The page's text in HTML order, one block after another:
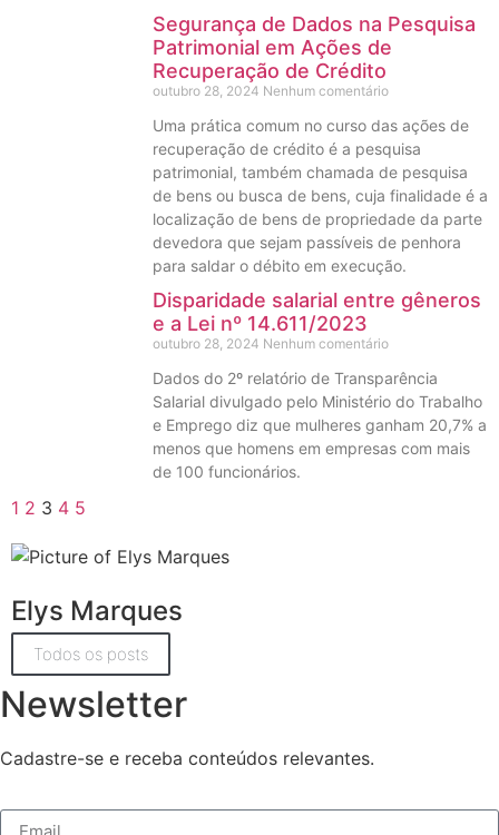
Elys Marques
Todos os posts
Segurança de Dados na Pesquisa
Patrimonial em Ações de
Recuperação de Crédito
outubro 28, 2024 Nenhum comentário
Uma prática comum no curso das ações de
recuperação de crédito é a pesquisa
patrimonial, também chamada de pesquisa
de bens ou busca de bens, cuja finalidade é a
localização de bens de propriedade da parte
devedora que sejam passíveis de penhora
para saldar o débito em execução.
Disparidade salarial entre gêneros
e a Lei nº 14.611/2023
outubro 28, 2024 Nenhum comentário
Dados do 2º relatório de Transparência
Salarial divulgado pelo Ministério do Trabalho
e Emprego diz que mulheres ganham 20,7% a
menos que homens em empresas com mais
de 100 funcionários.
1 2 3 4 5
Newsletter
Cadastre-se e receba conteúdos relevantes.